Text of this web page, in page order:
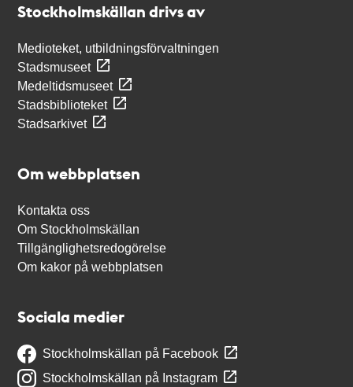
Stockholmskällan drivs av
Medioteket, utbildningsförvaltningen
Stadsmuseet
Medeltidsmuseet
Stadsbiblioteket
Stadsarkivet
Om webbplatsen
Kontakta oss
Om Stockholmskällan
Tillgänglighetsredogörelse
Om kakor på webbplatsen
Sociala medier
Stockholmskällan på Facebook
Stockholmskällan på Instagram